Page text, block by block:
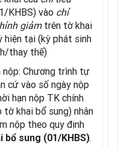
KHBS) vào chỉ
giảmtrên tờ khai
hiện tại (kỳ phát sinh
thay thế)
nộp: Chương trình tự
cứ vào số ngày nộp
hạn nộp TK chính
tờ khai bổ sung) nhân
nộp theo quy định
bổ sung (01/KHBS).